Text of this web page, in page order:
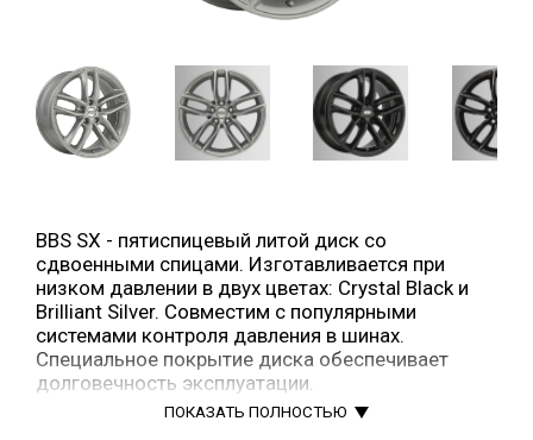
BBS SX - пятиспицевый литой диск со
сдвоенными спицами. Изготавливается при
низком давлении в двух цветах: Crystal Black и
Brilliant Silver. Совместим с популярными
системами контроля давления в шинах.
Специальное покрытие диска обеспечивает
долговечность эксплуатации.
Страна производства Германия
ПОКАЗАТЬ ПОЛНОСТЬЮ